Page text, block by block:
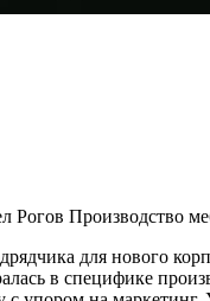
Рогов Производство
для нового
в специфике